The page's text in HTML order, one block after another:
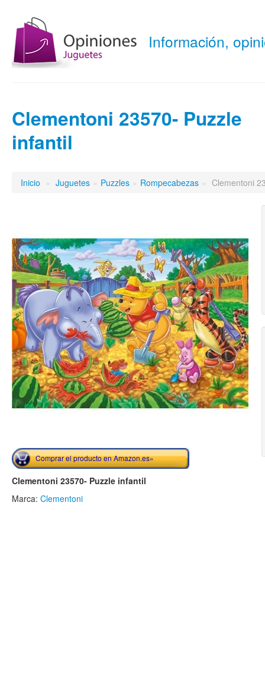
Información,
Clementoni 23570- Puzzle
infantil
Inicio » Juguetes » Puzzles » Rompecabezas » Clementoni
Comprar el producto en Amazon.es»
Clementoni 23570- Puzzle infantil
Marca: Clementoni